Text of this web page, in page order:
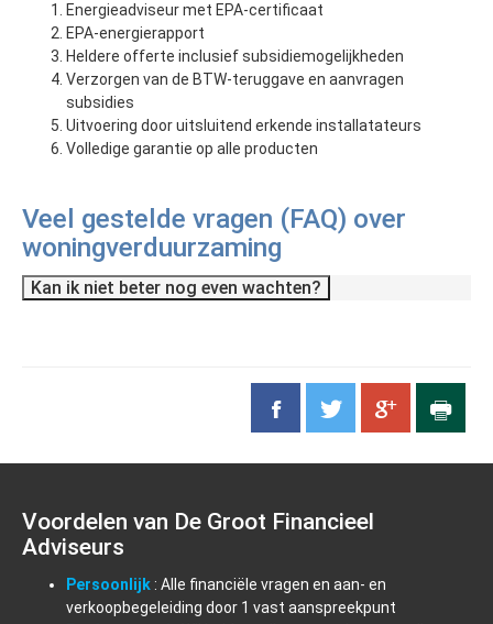
Energieadviseur met EPA-certificaat
EPA-energierapport
Heldere offerte inclusief subsidiemogelijkheden
Verzorgen van de BTW-teruggave en aanvragen
subsidies
Uitvoering door uitsluitend erkende installatateurs
Volledige garantie op alle producten
Veel gestelde vragen (FAQ) over
woningverduurzaming
Kan ik niet beter nog even wachten?
Voordelen van De Groot Financieel
Adviseurs
Persoonlijk : Alle financiële vragen en aan- en
verkoopbegeleiding door 1 vast aanspreekpunt